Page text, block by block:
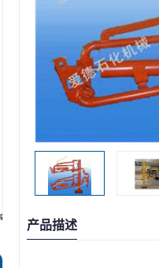
产品描述